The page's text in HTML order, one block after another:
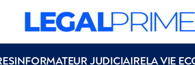
INFORMATEUR JUDICIAIRELA VIE